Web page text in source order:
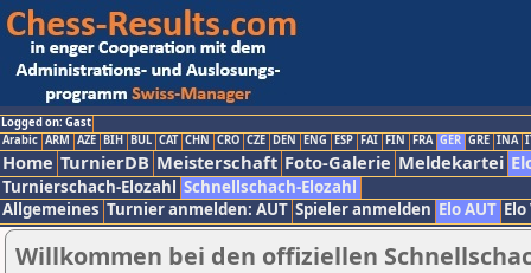
Logged on: Gast
Arabic ARM AZE BIH BUL CAT CHN CRO CZE DEN ENG ESP FAI FIN FRA GER GRE INA
Home TurnierDB Meisterschaft Foto-Galerie Meldekartei
Turnierschach-Elozahl Schnellschach-Elozahl
Allgemeines Turnier anmelden: AUT Spieler anmelden Elo AUT
Willkommen bei den offiziellen